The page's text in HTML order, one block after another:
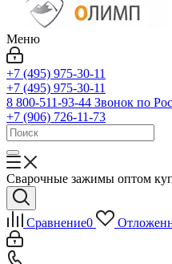
Меню
+7 (495) 975-30-11
+7 (495) 975-30-11
8 800-511-93-44 Звонок по
+7 (906) 726-11-73
Сварочные зажимы оптом
Сравнение0